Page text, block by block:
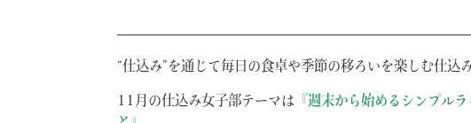
“仕込み”を通じて毎日の食卓や季節の移ろいを楽しむ仕込
11月の仕込み女子部テーマは 『週末から始めるシンプルラ